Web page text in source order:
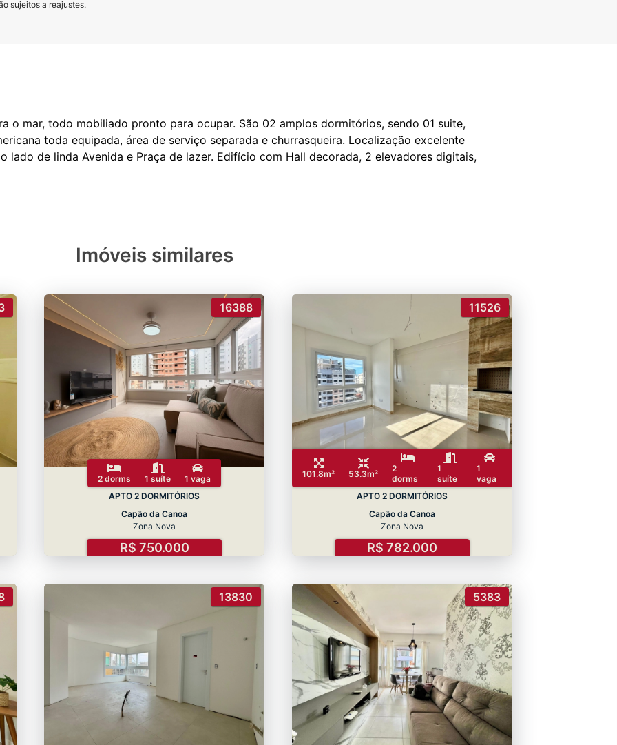
sujeitos a reajustes.
o mar, todo mobiliado pronto para ocupar. São 02 amplos dormitórios, sendo 01 suite,
toda equipada, área de serviço separada e churrasqueira. Localização excelente
lado de linda Avenida e Praça de lazer. Edifício com Hall decorada, 2 elevadores digitais,
Imóveis similares
16388
2 dorms 1 suíte
1 vaga
APTO 2 DORMITÓRIOS
Capão da Canoa
Zona Nova
R$ 750.000
11526
101.8m² 53.3m²
2
dorms
1
suíte
1
vaga
APTO 2 DORMITÓRIOS
Capão da Canoa
Zona Nova
R$ 782.000
13830 5383